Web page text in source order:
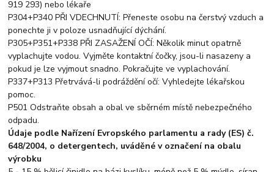
919 293) nebo lékaře
P304+P340 PŘI VDECHNUTÍ: Přeneste osobu na čerstvý vzduch a
ponechte ji v poloze usnadňující dýchání.
P305+P351+P338 PŘI ZASAŽENÍ OČÍ: Několik minut opatrně
vyplachujte vodou. Vyjměte kontaktní čočky, jsou-li nasazeny a
pokud je lze vyjmout snadno. Pokračujte ve vyplachování.
P337+P313 Přetrvává-li podráždění očí: Vyhledejte lékařskou
pomoc.
P501 Odstraňte obsah a obal ve sběrném místě nebezpečného
odpadu.
Údaje podle Nařízení Evropského parlamentu a rady (ES) č.
648/2004, o detergentech, uváděné v označení na obalu
výrobku